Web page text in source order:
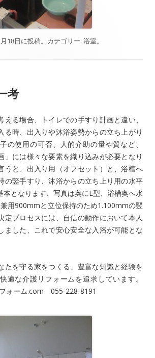
18日に投稿。カテゴリー: 浴室。
考
える場合、トイレでの手すり計画と違い、
る時、出入りや沐浴姿勢からの立ち上がり
の使用の可否、人的介助の量や質など、
」には様々な要素を織り込みが必要となり
うと、出入り用（オフセット）と、浴槽へ
の竪手すり、沐浴からの立ち上り用の水平
本となります、写真は奥にL型、浴槽奥へ水
用900mmと立位保持のため1.100mmの竪
定プロセスには、自信の動作において本人
ました、これで安心安全な入浴が可能とな
たを守る家をつくる」豊富な知識と経験を
適な介護リフォームを追求しています。
ォーム.com 055-228-8191